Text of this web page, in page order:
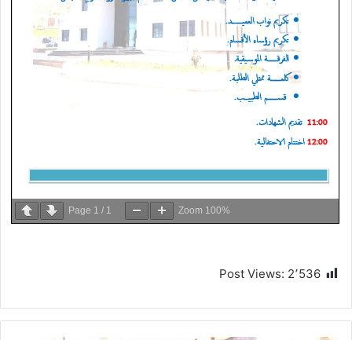
Page 1 / 1 Zoom 100%
Post Views: 2٬536